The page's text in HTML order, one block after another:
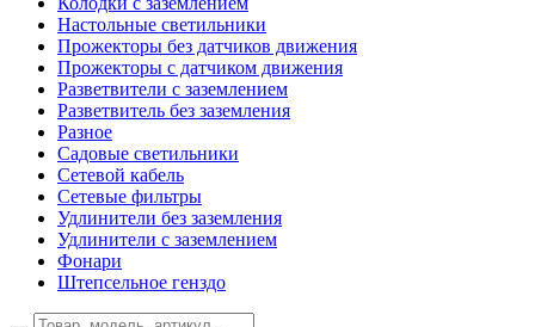
Настольные светильники
Прожекторы без датчиков движения
Прожекторы с датчиком движения
Разветвители с заземлением
Разветвитель без заземления
Разное
Садовые светильники
Сетевой кабель
Сетевые фильтры
Удлинители без заземления
Удлинители с заземлением
Фонари
Штепсельное генздо